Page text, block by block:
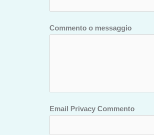
Commento o messaggio
Email Privacy Commento